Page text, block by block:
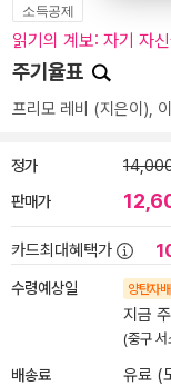
소득공제
읽기의 계보: 자기 자
주기율표
프리모 레비 (지은이),
정가
판매가
카드최대혜택가
수령예상일 양탄자
지금
(중구
배송료 유료 (